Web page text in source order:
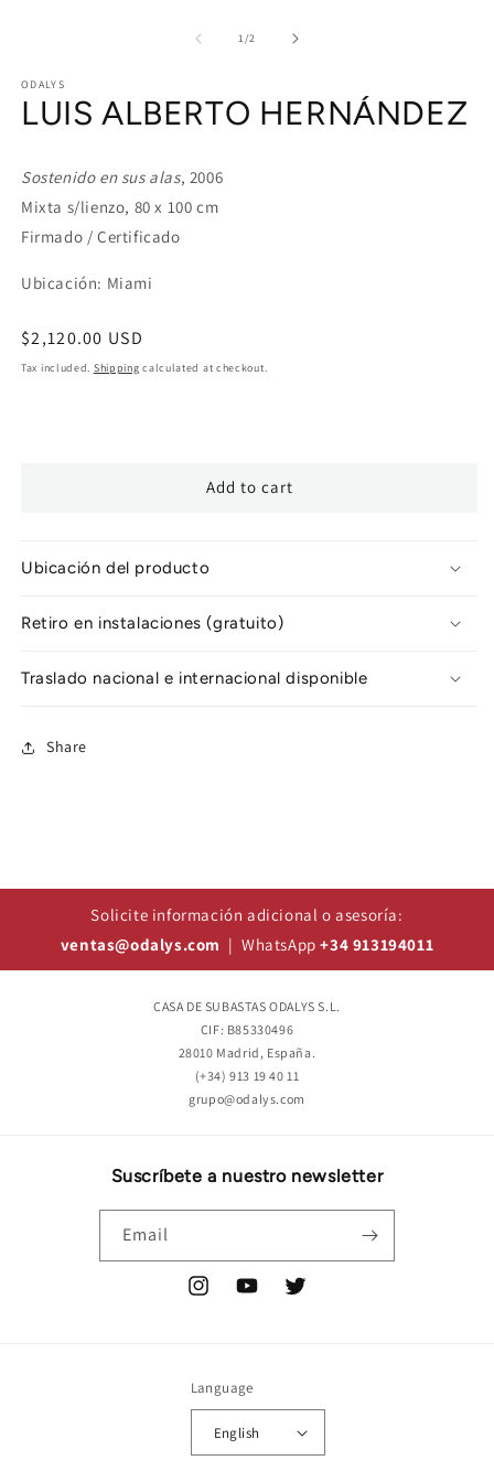
1/of2
ODALYS
LUIS ALBERTO HERNÁNDEZ
Sostenido en sus alas, 2006
Mixta s/lienzo, 80 x 100 cm
Firmado / Certificado
Ubicación: Miami
Regular
price
$2,120.00 USD
Tax included. Shipping calculated at checkout.
Add to cart
Ubicación del producto
Retiro en instalaciones (gratuito)
Traslado nacional e internacional disponible
Share
Solicite información adicional o asesoría:
ventas@odalys.com | WhatsApp+34 913194011
CASA DE SUBASTAS ODALYS S.L.
CIF: B85330496
28010 Madrid, España.
(+34) 913 19 40 11
grupo@odalys.com
Suscríbete a nuestro newsletter
Email
InstagramYouTubeTwitter
Language
English